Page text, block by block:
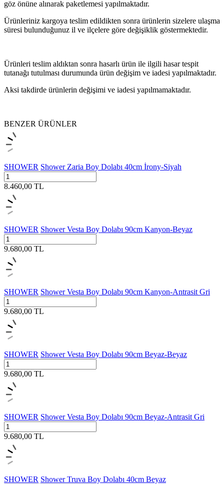
göz önüne alınarak paketlemesi yapılmaktadır.
Ürünleriniz kargoya teslim edildikten sonra ürünlerin sizelere ulaşma
süresi bulunduğunuz il ve ilçelere göre değişiklik göstermektedir.
Ürünleri teslim aldıktan sonra hasarlı ürün ile ilgili hasar tespit
tutanağı tutulması durumunda ürün değişim ve iadesi yapılmaktadır.
Aksi takdirde ürünlerin değişimi ve iadesi yapılmamaktadır.
BENZER ÜRÜNLER
SHOWER Shower Zaria Boy Dolabı 40cm İrony-Siyah
8.460,00 TL
SHOWER Shower Vesta Boy Dolabı 90cm Kanyon-Beyaz
9.680,00 TL
SHOWER Shower Vesta Boy Dolabı 90cm Kanyon-Antrasit Gri
9.680,00 TL
SHOWER Shower Vesta Boy Dolabı 90cm Beyaz-Beyaz
9.680,00 TL
SHOWER Shower Vesta Boy Dolabı 90cm Beyaz-Antrasit Gri
9.680,00 TL
SHOWER Shower Truva Boy Dolabı 40cm Beyaz